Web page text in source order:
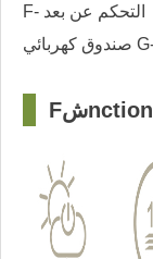
F- التحكم عن بعد
Fشnction